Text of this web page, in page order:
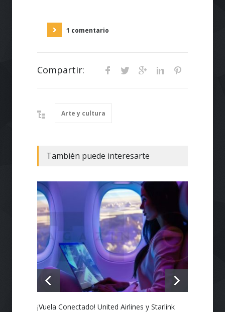
1 comentario
Compartir:
Arte y cultura
También puede interesarte
¡Vuela Conectado! United Airlines y Starlink